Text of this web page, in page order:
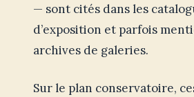
— sont cités dans les
d’exposition et parfois
archives de galeries.
Sur le plan conservatoire,